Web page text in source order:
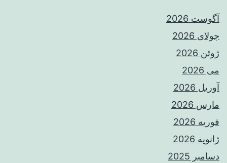
آگوست 2026
جولای 2026
ژوئن 2026
می 2026
آوریل 2026
مارس 2026
فوریه 2026
ژانویه 2026
دسامبر 2025